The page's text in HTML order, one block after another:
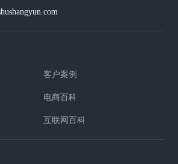
客户案例
电商百科
互联网百科